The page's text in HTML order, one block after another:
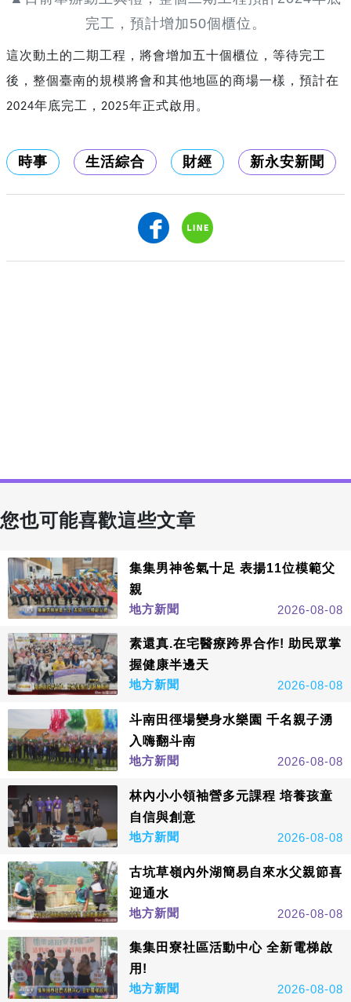
完工，預計增加50個櫃位。
這次動土的二期工程，將會增加五十個櫃位，等待完工
後，整個臺南的規模將會和其他地區的商場一樣，預計在
2024年底完工， 2025年正式啟用。
時事 生活綜合 財經 新永安新聞
您也可能喜歡這些文章
集集男神爸氣十足 表揚11位模範父
親
地方新聞
2026-08-08
素還真.在宅醫療跨界合作! 助民眾掌
握健康半邊天
地方新聞
2026-08-08
斗南田徑場變身水樂園 千名親子湧
入嗨翻斗南
地方新聞
2026-08-08
林內小小領袖營多元課程 培養孩童
自信與創意
地方新聞
2026-08-08
古坑草嶺內外湖簡易自來水父親節喜
迎通水
地方新聞
2026-08-08
集集田寮社區活動中心 全新電梯啟
用!
地方新聞
2026-08-08